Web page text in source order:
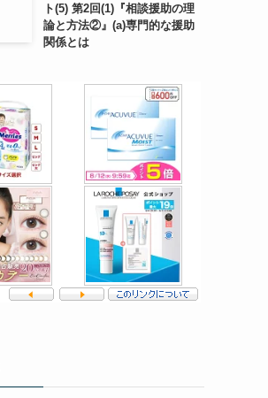
ト(5) 第2回(1)『相談援助の理
論と方法②』(a)専門的な援助
関係とは